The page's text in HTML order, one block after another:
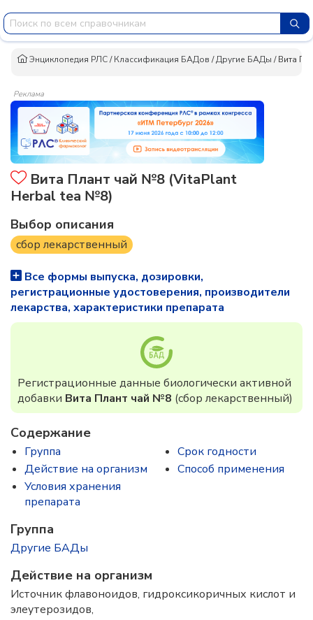
Энциклопедия РЛС/Классификация БАДов /Другие БАДы /Вита
Реклама
Вита Плант чай №8 (VitaPlant
Herbal tea №8)
Выбор описания
сбор лекарственный
Все формы выпуска, дозировки,
регистрационные удостоверения, производители
лекарства, характеристики препарата
Регистрационные данные биологически активной
добавки Вита Плант чай №8 (сбор лекарственный)
Содержание
Группа
Действие на организм
Условия хранения
препарата
Срок годности
Способ применения
Группа
Другие БАДы
Действие на организм
Источник флавоноидов, гидроксикоричных кислот и
элеутерозидов,